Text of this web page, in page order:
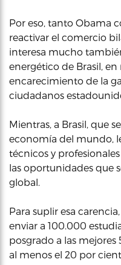
Por eso, tanto Obama
reactivar el comercio
interesa mucho
energético de Brasil,
encarecimiento de la
ciudadanos
Mientras, a Brasil, que
economía del mundo,
técnicos y
las oportunidades que
global.
Para suplir esa
enviar a 100.000
posgrado a las
al menos el 20 por